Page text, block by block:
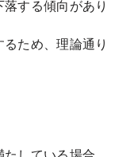
する傾向があり
ため、理論通り